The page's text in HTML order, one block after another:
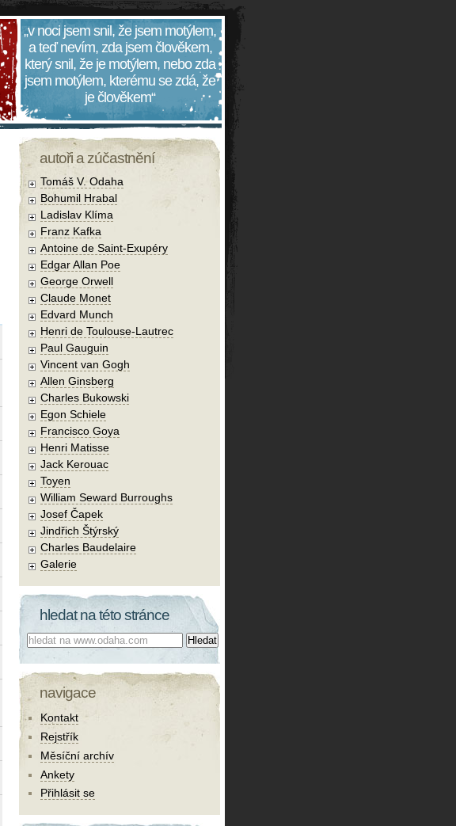
„v noci jsem snil, že jsem motýlem,
a teď nevím, zda jsem člověkem,
který snil, že je motýlem, nebo zda
jsem motýlem, kterému se zdá, že
je člověkem“
autoři a zúčastnění
Tomáš V. Odaha
Bohumil Hrabal
Ladislav Klíma
Franz Kafka
Antoine de Saint-Exupéry
Edgar Allan Poe
George Orwell
Claude Monet
Edvard Munch
Henri de Toulouse-Lautrec
Paul Gauguin
Vincent van Gogh
Allen Ginsberg
Charles Bukowski
Egon Schiele
Francisco Goya
Henri Matisse
Jack Kerouac
Toyen
William Seward Burroughs
Josef Čapek
Jindřich Štýrský
Charles Baudelaire
Galerie
hledat na této stránce
Co hledat:
navigace
Kontakt
Rejstřík
Měsíční archív
Ankety
Přihlásit se